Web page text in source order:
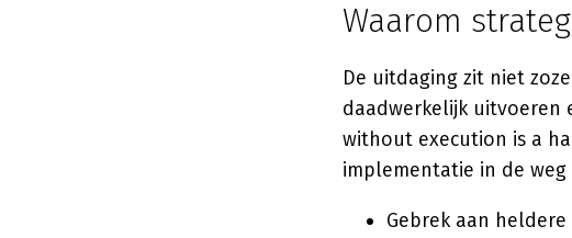
Waarom
De uitdaging zit niet
daadwerkelijk uitvoeren
without execution is a
implementatie in de weg
Gebrek aan